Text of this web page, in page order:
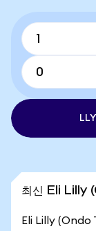
최신 Eli Lilly
Eli Lilly (Ondo